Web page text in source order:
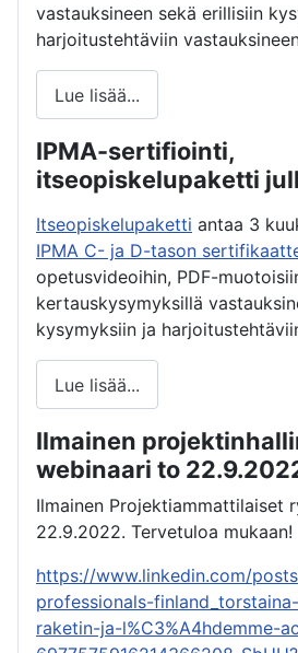
vastauksineen sekä erillisiin
harjoitustehtäviin
Lue lisää...
IPMA-sertifiointi,
itseopiskelupaketti
Itseopiskelupaketti antaa 3
IPMA C- ja D-tason
opetusvideoihin, PDF-
kertauskysymyksillä
kysymyksiin ja
Lue lisää...
Ilmainen
webinaari to
Ilmainen Projektiammattilaiset
22.9.2022. Tervetuloa mukaan!
https://www.linkedin.com/
professionals-
raketin-ja-l%C3%A4hdemme-